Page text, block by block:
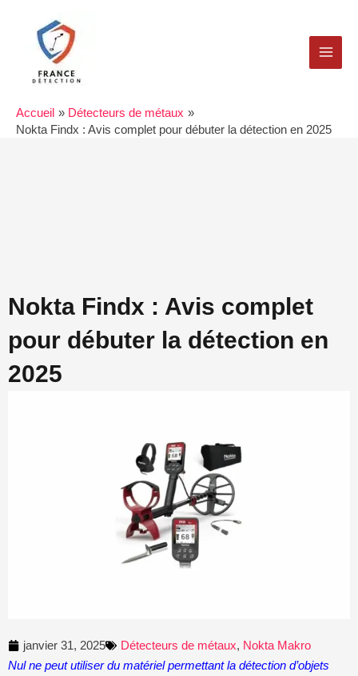
contenu
Accueil
Détecteurs de métaux
Nokta Findx : Avis complet pour débuter la détection en 2025
Nokta Findx : Avis complet
pour débuter la détection en
2025
janvier 31, 2025 Détecteurs de métaux, Nokta Makro
Nul ne peut utiliser du matériel permettant la détection d’objets